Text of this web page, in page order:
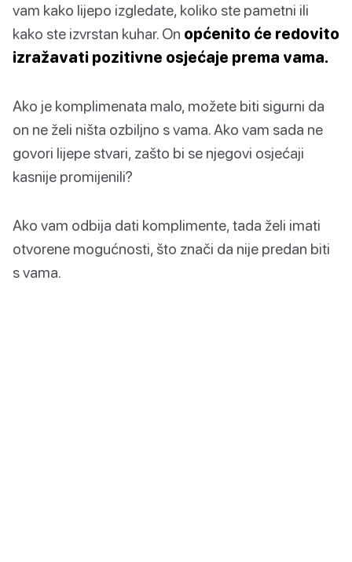
vam kako lijepo izgledate, koliko ste pametni ili
kako ste izvrstan kuhar. On općenito će redovito
izražavati pozitivne osjećaje prema vama.
Ako je komplimenata malo, možete biti sigurni da
on ne želi ništa ozbiljno s vama. Ako vam sada ne
govori lijepe stvari, zašto bi se njegovi osjećaji
kasnije promijenili?
Ako vam odbija dati komplimente, tada želi imati
otvorene mogućnosti, što znači da nije predan biti
s vama.